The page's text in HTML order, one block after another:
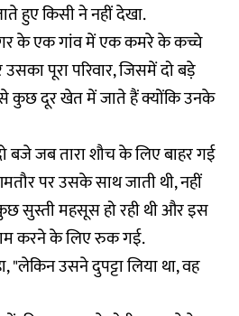
हुए किसी ने नहीं देखा.
के एक गांव में एक कमरे के कच्चे
पूरा परिवार, जिसमें दो बड़े
कुछ दूर खेत में जाते हैं क्योंकि उनके
बजे जब तारा शौच के लिए बाहर गई
पर उसके साथ जाती थी, नहीं
सुस्ती महसूस हो रही थी और इस
करने के लिए रुक गई.
"लेकिन उसने दुपट्टा लिया था, वह